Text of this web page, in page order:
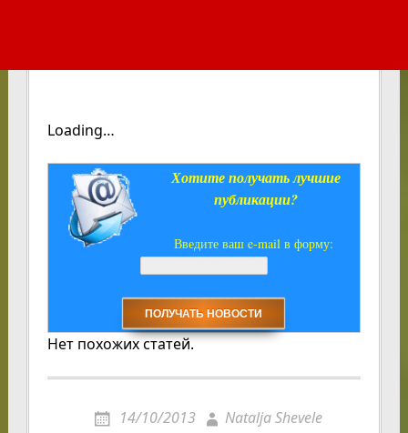
Loading…
Хотите получать лучшие
публикации?
Введите ваш e-mail в форму:
Нет похожих статей.
14/10/2013 Natalja Shevele